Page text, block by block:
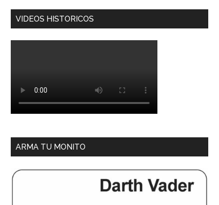
VIDEOS HISTORICOS
ARMA TU MONITO